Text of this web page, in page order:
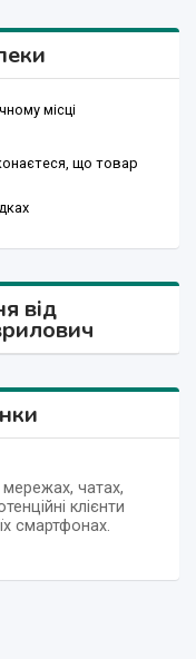
місці
що товар
від
мережах, чатах,
клієнти
смартфонах.